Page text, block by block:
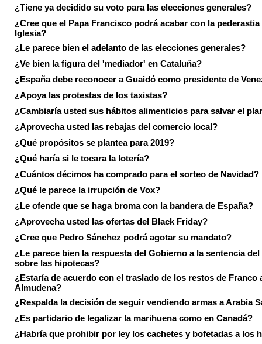
¿Tiene ya decidido su voto para las elecciones generales?
¿Cree que el Papa Francisco podrá acabar con la pederastia
Iglesia?
¿Le parece bien el adelanto de las elecciones generales?
¿Ve bien la figura del 'mediador' en Cataluña?
¿España debe reconocer a Guaidó como presidente de
¿Apoya las protestas de los taxistas?
¿Cambiaría usted sus hábitos alimenticios para salvar el
¿Aprovecha usted las rebajas del comercio local?
¿Qué propósitos se plantea para 2019?
¿Qué haría si le tocara la lotería?
¿Cuántos décimos ha comprado para el sorteo de Navidad?
¿Qué le parece la irrupción de Vox?
¿Le ofende que se haga broma con la bandera de España?
¿Aprovecha usted las ofertas del Black Friday?
¿Cree que Pedro Sánchez podrá agotar su mandato?
¿Le parece bien la respuesta del Gobierno a la sentencia
sobre las hipotecas?
¿Estaría de acuerdo con el traslado de los restos de Franco
Almudena?
¿Respalda la decisión de seguir vendiendo armas a Arabia
¿Es partidario de legalizar la marihuena como en Canadá?
¿Habría que prohibir por ley los cachetes y bofetadas a los